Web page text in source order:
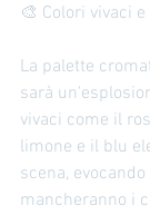
🎨 Colori vivaci
La palette
sarà
vivaci come il
limone e il blu
scena,
mancheranno i